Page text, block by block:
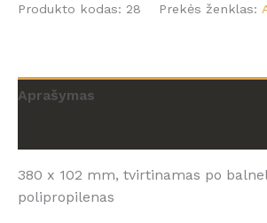
Produkto kodas: 28 Prekės ženklas:
Aprašymas
380 x 102 mm, tvirtinamas po
polipropilenas